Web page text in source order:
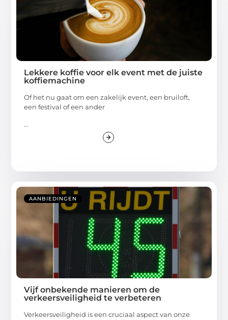
Lekkere koffie voor elk event met de juiste
koffiemachine
Of het nu gaat om een zakelijk event, een bruiloft,
een festival of een ander
...
AANBIEDINGEN
Vijf onbekende manieren om de
verkeersveiligheid te verbeteren
Verkeersveiligheid is een cruciaal aspect van onze